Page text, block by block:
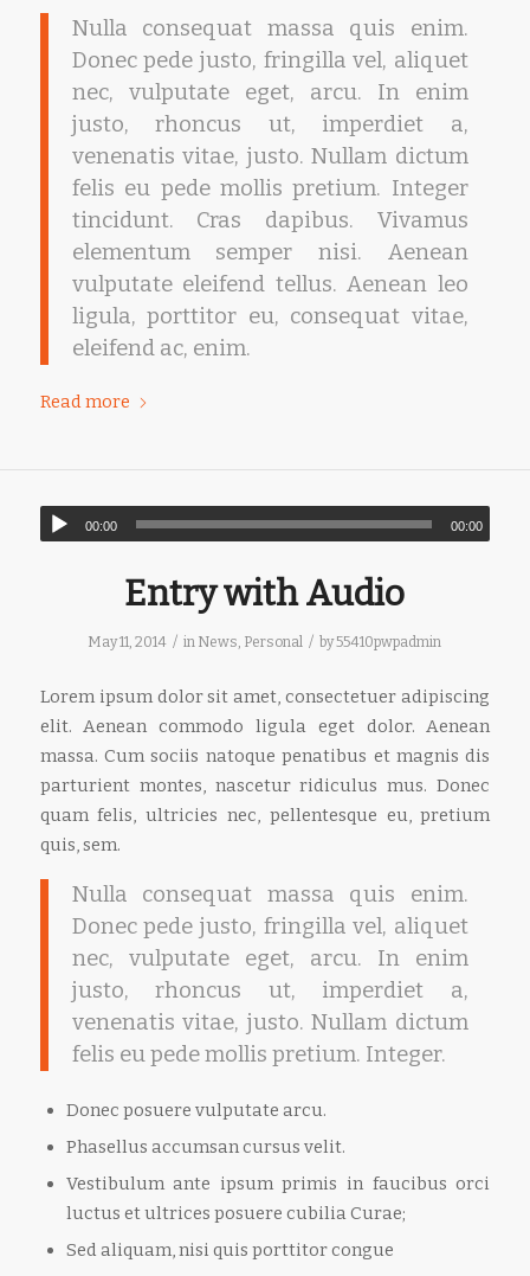
Nulla consequat massa quis enim.
Donec pede justo, fringilla vel, aliquet
nec, vulputate eget, arcu. In enim
justo, rhoncus ut, imperdiet a,
venenatis vitae, justo. Nullam dictum
felis eu pede mollis pretium. Integer
tincidunt. Cras dapibus. Vivamus
elementum semper nisi. Aenean
vulputate eleifend tellus. Aenean leo
ligula, porttitor eu, consequat vitae,
eleifend ac, enim.
Read more
00:00 00:00
Entry with Audio
May 11, 2014 / in News, Personal / by55410pwpadmin
Lorem ipsum dolor sit amet, consectetuer adipiscing
elit. Aenean commodo ligula eget dolor. Aenean
massa. Cum sociis natoque penatibus et magnis dis
parturient montes, nascetur ridiculus mus. Donec
quam felis, ultricies nec, pellentesque eu, pretium
quis, sem.
Nulla consequat massa quis enim.
Donec pede justo, fringilla vel, aliquet
nec, vulputate eget, arcu. In enim
justo, rhoncus ut, imperdiet a,
venenatis vitae, justo. Nullam dictum
felis eu pede mollis pretium. Integer.
Donec posuere vulputate arcu.
Phasellus accumsan cursus velit.
Vestibulum ante ipsum primis in faucibus orci
luctus et ultrices posuere cubilia Curae;
Sed aliquam, nisi quis porttitor congue